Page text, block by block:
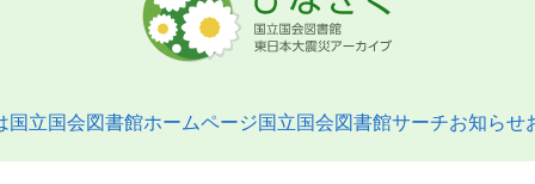
国立国会図書館ホームページ国立国会図書館サーチお知らせ